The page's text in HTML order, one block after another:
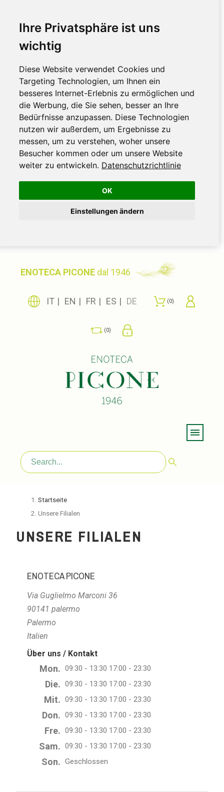
Ihre Privatsphäre ist uns
wichtig
Diese Website verwendet Cookies und
Targeting Technologien, um Ihnen ein
besseres Internet-Erlebnis zu ermöglichen und
die Werbung, die Sie sehen, besser an Ihre
Bedürfnisse anzupassen. Diese Technologien
nutzen wir außerdem, um Ergebnisse zu
messen, um zu verstehen, woher unsere
Besucher kommen oder um unsere Website
weiter zu entwickeln. Datenschutzrichtlinie
OK
Einstellungen ändern
ENOTECA PICONE dal 1946
IT EN FR ES DE 0
0
Startseite
Unsere Filialen
UNSERE FILIALEN
ENOTECA PICONE
Via Guglielmo Marconi 36
90141 palermo
Palermo
Italien
Über uns / Kontakt
Mon. 09:30 - 13:30 17:00 - 23:30
Die. 09:30 - 13:30 17:00 - 23:30
Mit. 09:30 - 13:30 17:00 - 23:30
Don. 09:30 - 13:30 17:00 - 23:30
Fre. 09:30 - 13:30 17:00 - 23:30
Sam. 09:30 - 13:30 17:00 - 23:30
Son. Geschlossen